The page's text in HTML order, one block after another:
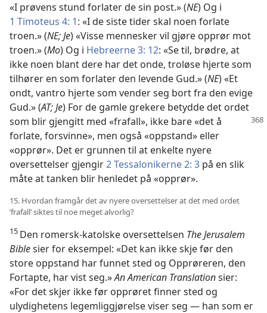
«I prøvens stund forlater de sin post.» (NE) Og i
1 Timoteus 4: 1: «I de siste tider skal noen forlate
troen.» (NE; Je) «Visse mennesker vil gjøre opprør mot
troen.» (Mo) Og i Hebreerne 3: 12: «Se til, brødre, at
ikke noen blant dere har det onde, troløse hjerte som
tilhører en som forlater den levende Gud.» (NE) «Et
ondt, vantro hjerte som vender seg bort fra den evige
Gud.» (AT; Je) For de gamle grekere betydde det ordet
som blir gjengitt med «frafall», ikke bare«det å
forlate, forsvinne», men også «oppstand» eller
«opprør». Det er grunnen til at enkelte nyere
oversettelser gjengir2 Tessalonikerne 2: 3 på en slik
måte at tanken blir henledet på «opprør».
15. Hvordan framgår det av nyere oversettelser at det med ordet
’frafall’ siktes til noe meget alvorlig?
15 Den romersk-katolske oversettelsen The Jerusalem
Biblesier for eksempel: «Det kan ikke skje før den
store oppstand har funnet sted og Opprøreren, den
Fortapte, har vist seg.»An American Translationsier:
«For det skjer ikke før opprøret finner sted og
ulydighetens legemliggjørelse viser seg — han som er